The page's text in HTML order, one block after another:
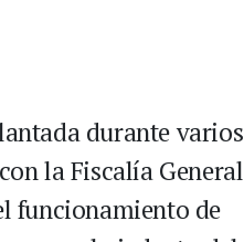
durante varios
la Fiscalía General
funcionamiento de